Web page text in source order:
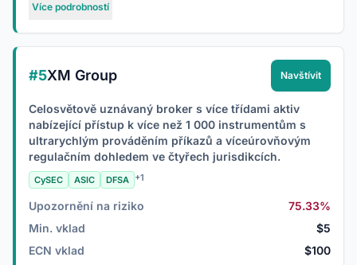
Více podrobností
#5XM Group Navštívit
Celosvětově uznávaný broker s více třídami aktiv
nabízející přístup k více než 1 000 instrumentům s
ultrarychlým prováděním příkazů a víceúrovňovým
regulačním dohledem ve čtyřech jurisdikcích.
CySEC ASIC DFSA +1
Upozornění na riziko
75.33%
Min. vklad
$5
ECN vklad
$100